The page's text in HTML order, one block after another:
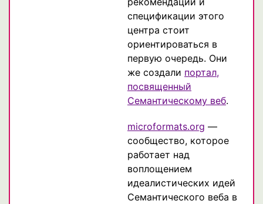
спецификации этого
центра стоит
ориентироваться в
первую очередь. Они
же создали портал,
посвященный
Семантическому веб.
microformats.org —
сообщество, которое
работает над
воплощением
идеалистических идей
Семантического веба в